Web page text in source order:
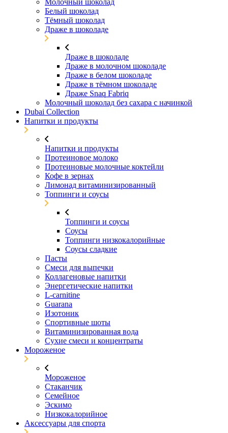
Молочный шоколад
Белый шоколад
Тёмный шоколад
Драже в шоколаде
Драже в шоколаде
Драже в молочном шоколаде
Драже в белом шоколаде
Драже в тёмном шоколаде
Драже Snaq Fabriq
Молочный шоколад без сахара с начинкой
Dubai Collection
Напитки и продукты
Напитки и продукты
Протеиновое молоко
Протеиновые молочные коктейли
Кофе в зернах
Лимонад витаминизированный
Топпинги и соусы
Топпинги и соусы
Соусы
Топпинги низкокалорийные
Соусы сладкие
Пасты
Смеси для выпечки
Коллагеновые напитки
Энергетические напитки
L-carnitine
Guarana
Изотоник
Спортивные шоты
Витаминизированная вода
Сухие смеси и концентраты
Мороженое
Мороженое
Стаканчик
Семейное
Эскимо
Низкокалорийное
Аксессуары для спорта